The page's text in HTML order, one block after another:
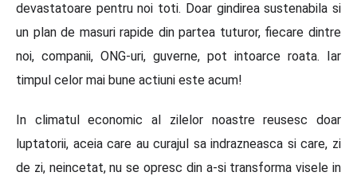
devastatoare pentru noi toti. Doar gindirea sustenabila si
un plan de masuri rapide din partea tuturor, fiecare dintre
noi, companii, ONG-uri, guverne, pot intoarce roata. Iar
timpul celor mai bune actiuni este acum!
In climatul economic al zilelor noastre reusesc doar
luptatorii, aceia care au curajul sa indrazneasca si care, zi
de zi, neincetat, nu se opresc din a-si transforma visele in